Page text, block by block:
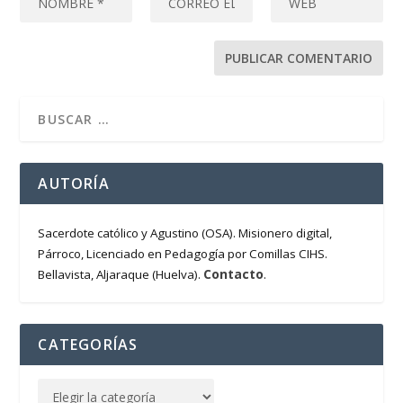
AUTORÍA
Sacerdote católico y Agustino (OSA). Misionero digital,
Párroco, Licenciado en Pedagogía por Comillas CIHS.
Bellavista, Aljaraque (Huelva). Contacto.
CATEGORÍAS